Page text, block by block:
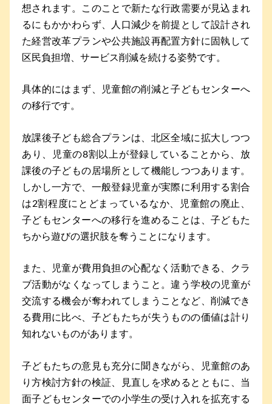
想されます。このことで新たな行政需要が見込まれ
るにもかかわらず、人口減少を前提として設計され
た経営改革プランや公共施設再配置方針に固執して
区民負担増、サービス削減を続ける姿勢です。
具体的にはまず、児童館の削減と子どもセンターへ
の移行です。
放課後子ども総合プランは、北区全域に拡大しつつ
あり、児童の8割以上が登録していることから、放
課後の子どもの居場所として機能しつつあります。
しかし一方で、一般登録児童が実際に利用する割合
は2割程度にとどまっているなか、児童館の廃止、
子どもセンターへの移行を進めることは、子どもた
ちから遊びの選択肢を奪うことになります。
また、児童が費用負担の心配なく活動できる、クラ
ブ活動がなくなってしまうこと。違う学校の児童が
交流する機会が奪われてしまうことなど、削減でき
る費用に比べ、子どもたちが失うものの価値は計り
知れないものがあります。
子どもたちの意見も充分に聞きながら、児童館のあ
り方検討方針の検証、見直しを求めるとともに、当
面子どもセンターでの小学生の受け入れを拡充する